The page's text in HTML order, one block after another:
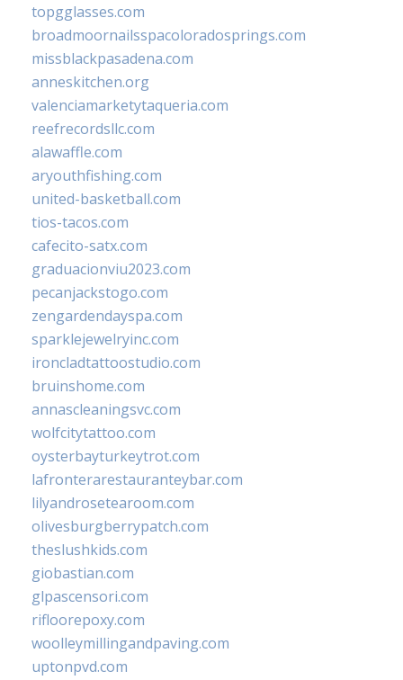
topgglasses.com
broadmoornailsspacoloradosprings.com
missblackpasadena.com
anneskitchen.org
valenciamarketytaqueria.com
reefrecordsllc.com
alawaffle.com
aryouthfishing.com
united-basketball.com
tios-tacos.com
cafecito-satx.com
graduacionviu2023.com
pecanjackstogo.com
zengardendayspa.com
sparklejewelryinc.com
ironcladtattoostudio.com
bruinshome.com
annascleaningsvc.com
wolfcitytattoo.com
oysterbayturkeytrot.com
lafronterarestauranteybar.com
lilyandrosetearoom.com
olivesburgberrypatch.com
theslushkids.com
giobastian.com
glpascensori.com
rifloorepoxy.com
woolleymillingandpaving.com
uptonpvd.com